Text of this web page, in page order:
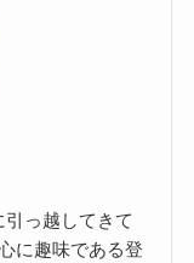
っ越してきて
に趣味である登